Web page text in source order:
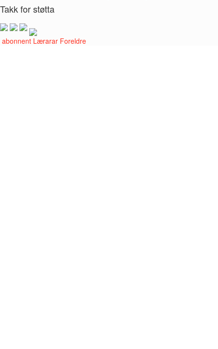
Takk for støtta
abonnent Lærarar Foreldre